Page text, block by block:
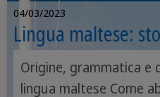
04/03/2023
Lingua maltese:
caratteristiche
Origine, grammatica e
lingua maltese Come